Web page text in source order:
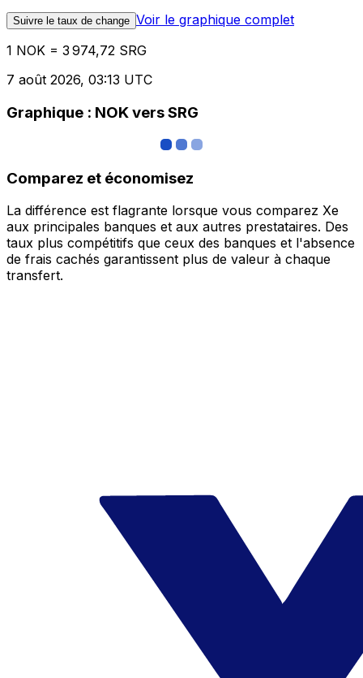
Suivre le taux de change Voir le graphique complet
1 NOK = 3 974,72 SRG
7 août 2026, 03:13 UTC
Graphique : NOK vers SRG
Comparez et économisez
La différence est flagrante lorsque vous comparez Xe
aux principales banques et aux autres prestataires. Des
taux plus compétitifs que ceux des banques et l'absence
de frais cachés garantissent plus de valeur à chaque
transfert.